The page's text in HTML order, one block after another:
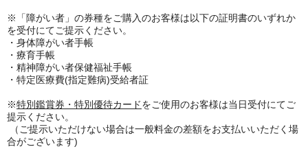
※「障がい者」 の券種をご購入のお客様は以下の証明書のいずれか
を受付にてご提示ください。
・身体障がい者手帳
・療育手帳
・精神障がい者保健福祉手帳
・特定医療費(指定難病)受給者証
※特別鑑賞券・特別優待カードをご使用のお客様は当日受付にてご
提示ください。
（ご提示いただけない場合は一般料金の差額をお支払いいただく場
合がございます)